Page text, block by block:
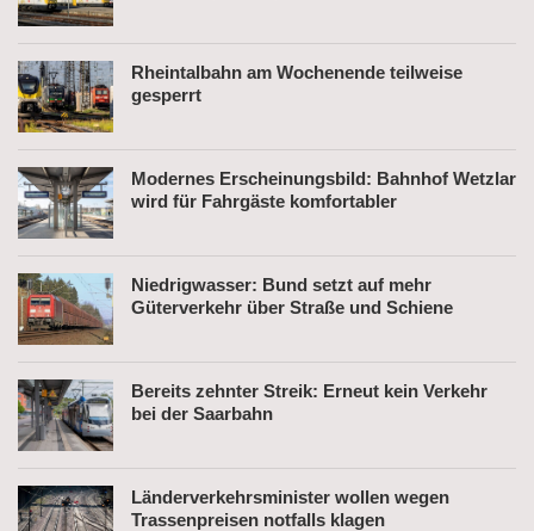
Rheintalbahn am Wochenende teilweise
gesperrt
Modernes Erscheinungsbild: Bahnhof Wetzlar
wird für Fahrgäste komfortabler
Niedrigwasser: Bund setzt auf mehr
Güterverkehr über Straße und Schiene
Bereits zehnter Streik: Erneut kein Verkehr
bei der Saarbahn
Länderverkehrsminister wollen wegen
Trassenpreisen notfalls klagen